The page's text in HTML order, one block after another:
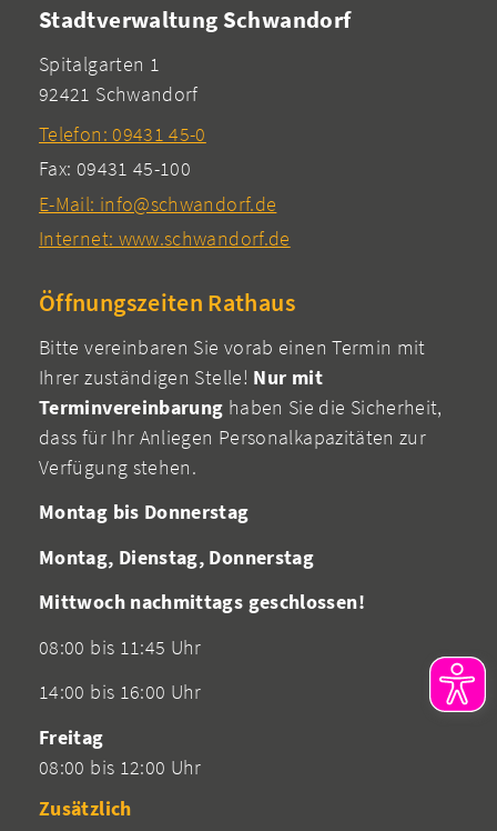
Stadtverwaltung Schwandorf
Spitalgarten 1
92421 Schwandorf
Telefon: 09431 45-0
Fax: 09431 45-100
E-Mail: info@schwandorf.de
Internet: www.schwandorf.de
Öffnungszeiten Rathaus
Bitte vereinbaren Sie vorab einen Termin mit
Ihrer zuständigen Stelle! Nur mit
Terminvereinbarung haben Sie die Sicherheit,
dass für Ihr Anliegen Personalkapazitäten zur
Verfügung stehen.
Montag bis Donnerstag
Montag, Dienstag, Donnerstag
Mittwoch nachmittags geschlossen!
08:00 bis 11:45 Uhr
14:00 bis 16:00 Uhr
Freitag
08:00 bis 12:00 Uhr
Zusätzlich